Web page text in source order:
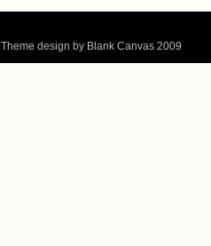
Theme design by Blank Canvas 2009